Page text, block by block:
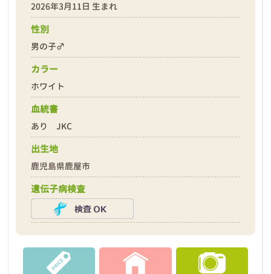
2026年3月11日 生まれ
性別
男の子♂
カラー
ホワイト
血統書
あり JKC
出生地
鹿児島県鹿屋市
遺伝子病検査